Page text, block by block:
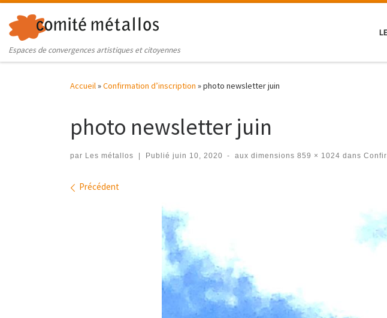
Skip to content
Espaces de convergences artistiques et citoyennes
Accueil»Confirmation d’inscription »photo newsletter juin
photo newsletter juin
par Les métallos Publié juin 10, 2020 - aux dimensions 859 × 1024 dans
Navigation des images
Précédent